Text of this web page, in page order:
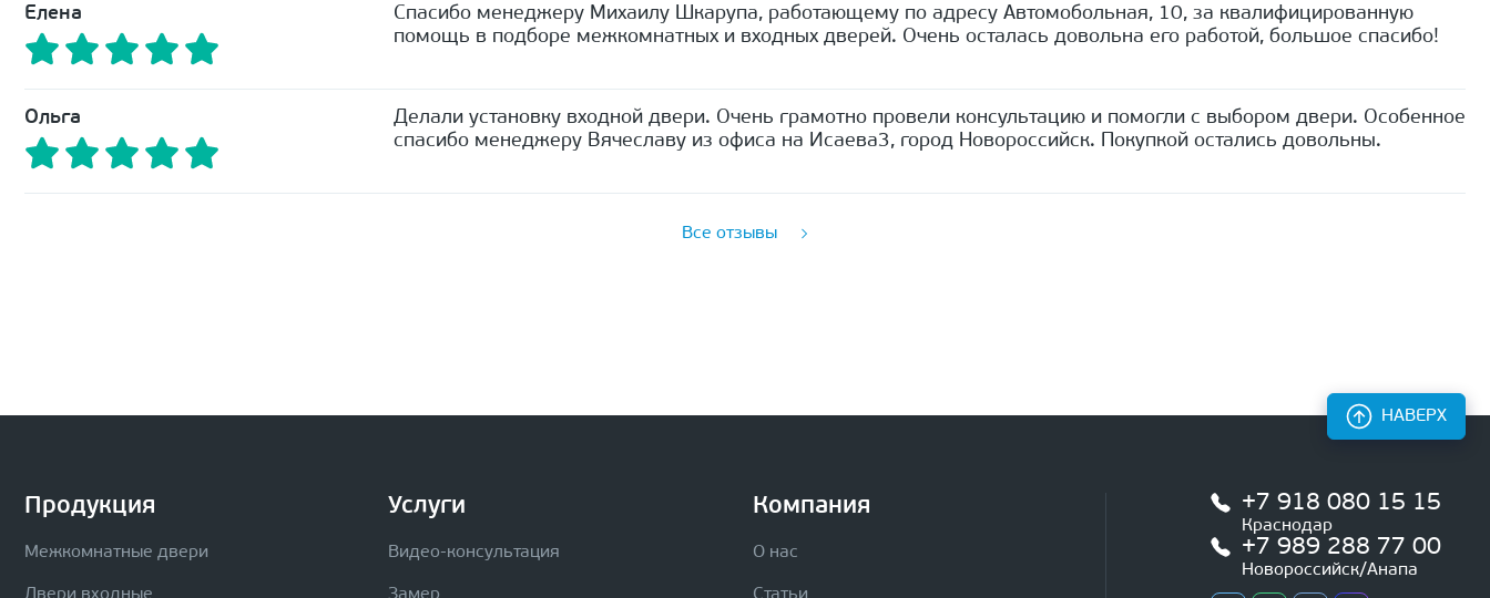
Елена
Спасибо менеджеру Михаилу Шкарупа, работающему по адресу Автомобольная, 10, за квалифицированную
помощь в подборе межкомнатных и входных дверей. Очень осталась довольна его работой, большое спасибо!
Ольга
Делали установку входной двери. Очень грамотно провели консультацию и помогли с выбором двери. Особенное
спасибо менеджеру Вячеславу из офиса на Исаева3, город Новороссийск. Покупкой остались довольны.
Все отзывы
Продукция
Межкомнатные двери
Услуги
Видео-консультация
Компания
О нас
+7 918 080 15 15
Краснодар
+7 989 288 77 00
Новороссийск/Анапа
НАВЕРХ